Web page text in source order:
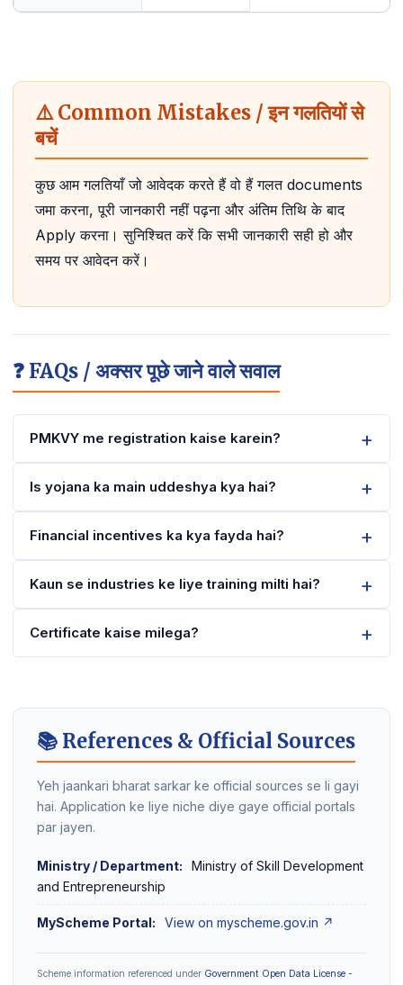
⚠️ Common Mistakes / इन गलतियों से
बचें
कुछ आम गलतियाँ जो आवेदक करते हैं वो हैं गलत documents
जमा करना, पूरी जानकारी नहीं पढ़ना और अंतिम तिथि के बाद
Apply करना। सुनिश्चित करें कि सभी जानकारी सही हो और
समय पर आवेदन करें।
❓ FAQs / अक्सर पूछे जाने वाले सवाल
PMKVY me registration kaise karein?
Is yojana ka main uddeshya kya hai?
Financial incentives ka kya fayda hai?
Kaun se industries ke liye training milti hai?
Certificate kaise milega?
📚 References & Official Sources
Yeh jaankari bharat sarkar ke official sources se li gayi
hai. Application ke liye niche diye gaye official portals
par jayen.
Ministry / Department:
Ministry of Skill Development
and Entrepreneurship
MyScheme Portal: View on myscheme.gov.in ↗
Scheme information referenced under Government Open Data License -